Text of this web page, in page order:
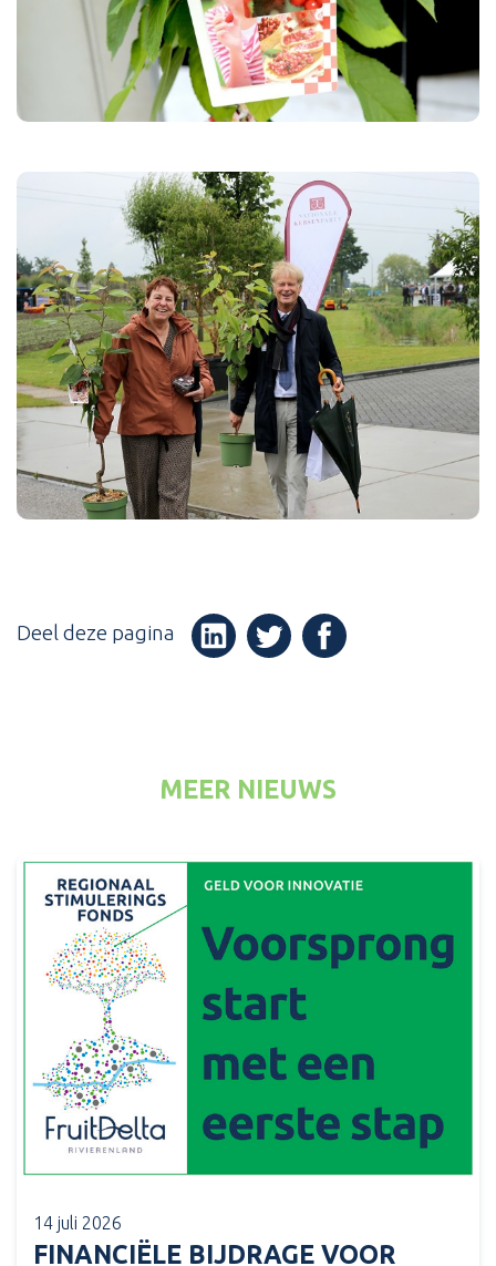
Deel deze pagina
MEER NIEUWS
14 juli 2026
FINANCIËLE BIJDRAGE VOOR